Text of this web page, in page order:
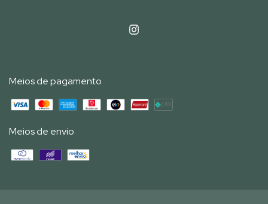
Meios de pagamento
Meios de envio